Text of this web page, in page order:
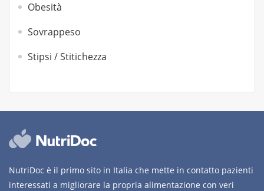
Obesità
Sovrappeso
Stipsi / Stitichezza
NutriDoc è il primo sito in Italia che mette in contatto pazienti
interessati a migliorare la propria alimentazione con veri